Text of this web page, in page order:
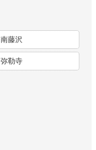
南藤沢
弥勒寺